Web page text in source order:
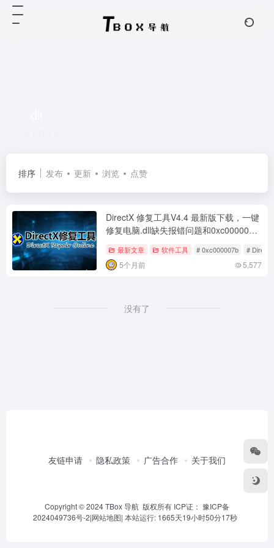
排序 发布 更新 浏览 点赞
DirectX 修复工具V4.4 最新版下载，一键
修复电脑.dll缺失报错问题和0xc000007b
最新文章 软件工具 # 0xc000007b #
5个月前 5,577
没有了
友链申请 隐私政策 广告合作 关于我们
Copyright © 2024 TBox 导航 版权所有 ICP证： 豫ICP备
2024049736号-2|网站地图| 本站运行: 1665天19小时50分17秒